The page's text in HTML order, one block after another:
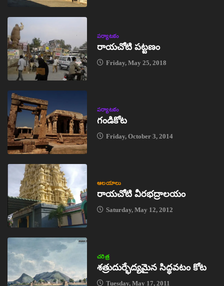
పర్యాటకం
రాయచోటి పట్టణం
Friday, May 25, 2018
పర్యాటకం
గండికోట
Friday, October 3, 2014
ఆలయాలు
రాయచోటి వీరభద్రాలయం
Saturday, May 12, 2012
చరిత్ర
శత్రుదుర్భేద్యమైన సిద్ధవటం కోట
Tuesday, May 17, 2011